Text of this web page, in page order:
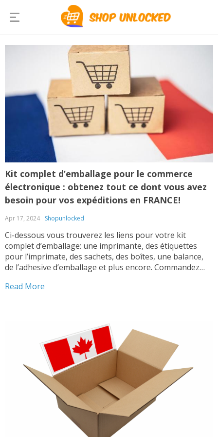
Kit complet d’emballage pour le commerce
électronique : obtenez tout ce dont vous avez
besoin pour vos expéditions en FRANCE!
Apr 17, 2024 Shopunlocked
Ci-dessous vous trouverez les liens pour votre kit
complet d’emballage: une imprimante, des étiquettes
pour l’imprimate, des sachets, des boîtes, une balance,
de l’adhesive d’emballage et plus encore. Commandez
choisir notre kit complet d’emballage pour votre
Read More